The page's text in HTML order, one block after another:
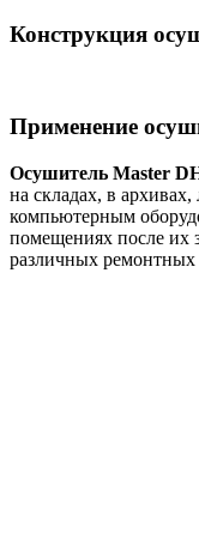
Конструкция
Применение
Осушитель Master
на складах, в
компьютерным
помещениях после их
различных ремонтных